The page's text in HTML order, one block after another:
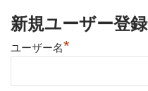
新規ユーザー登録
ユーザー名*